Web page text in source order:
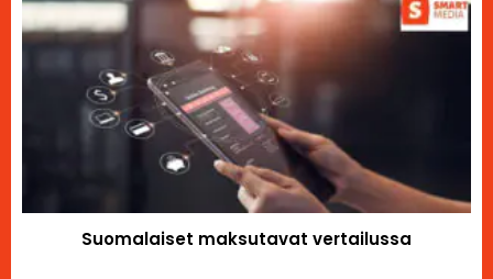
Suomalaiset maksutavat vertailussa